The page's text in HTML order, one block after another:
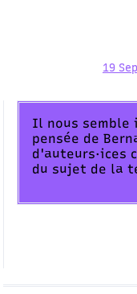
19
Il nous semble
pensée de
d'auteurs·ices
du sujet de la